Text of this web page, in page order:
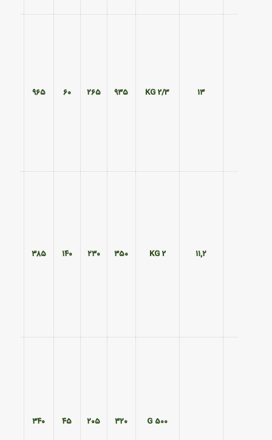
۱۳ 2/3 KG ۹۳۵ ۲۶۵ ۶۰ ۹۶۵
۱۱,۲ 2 KG ۳۵۰ ۲۳۰ ۱۴۰ ۳۸۵
500 G ۳۲۰ ۲۰۵ ۴۵ ۳۴۰